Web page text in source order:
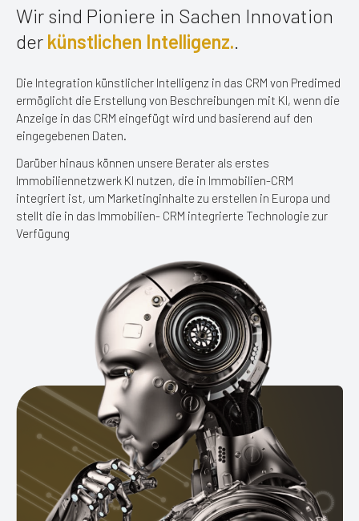
Wir sind Pioniere in Sachen Innovation
der künstlichen Intelligenz.
Die Integration künstlicher Intelligenz in das CRM von Predimed
ermöglicht die Erstellung von Beschreibungen mit KI, wenn die
Anzeige in das CRM eingefügt wird und basierend auf den
eingegebenen Daten.
Darüber hinaus können unsere Berater als erstes
Immobiliennetzwerk KI nutzen, die in Immobilien-CRM
integriert ist, um Marketinginhalte zu erstellen in Europa und
stellt die in das Immobilien- CRM integrierte Technologie zur
Verfügung